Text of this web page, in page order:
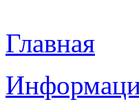
Главная